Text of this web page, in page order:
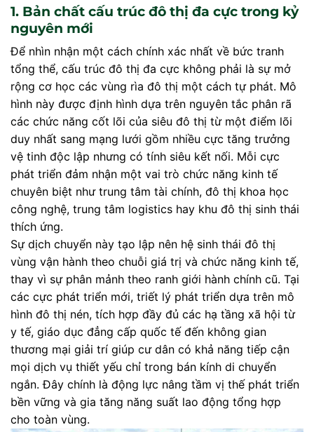
1. Bản chất cấu trúc đô thị đa cực trong kỷ
nguyên mới
Để nhìn nhận một cách chính xác nhất về bức tranh
tổng thể, cấu trúc đô thị đa cực không phải là sự mở
rộng cơ học các vùng rìa đô thị một cách tự phát. Mô
hình này được định hình dựa trên nguyên tắc phân rã
các chức năng cốt lõi của siêu đô thị từ một điểm lõi
duy nhất sang mạng lưới gồm nhiều cực tăng trưởng
vệ tinh độc lập nhưng có tính siêu kết nối. Mỗi cực
phát triển đảm nhận một vai trò chức năng kinh tế
chuyên biệt như trung tâm tài chính, đô thị khoa học
công nghệ, trung tâm logistics hay khu đô thị sinh thái
thích ứng.
Sự dịch chuyển này tạo lập nên hệ sinh thái đô thị
vùng vận hành theo chuỗi giá trị và chức năng kinh tế,
thay vì sự phân mảnh theo ranh giới hành chính cũ. Tại
các cực phát triển mới, triết lý phát triển dựa trên mô
hình đô thị nén, tích hợp đầy đủ các hạ tầng xã hội từ
y tế, giáo dục đẳng cấp quốc tế đến không gian
thương mại giải trí giúp cư dân có khả năng tiếp cận
mọi dịch vụ thiết yếu chỉ trong bán kính di chuyển
ngắn. Đây chính là động lực nâng tầm vị thế phát triển
bền vững và gia tăng năng suất lao động tổng hợp
cho toàn vùng.